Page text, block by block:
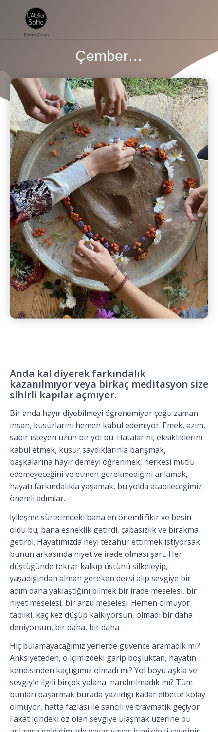
Çember…
Anda kal diyerek farkındalık
kazanılmıyor veya birkaç meditasyon size
sihirli kapılar açmıyor.
Bir anda hayır diyebilmeyi öğrenemiyor çoğu zaman
insan, kusurlarını hemen kabul edemiyor. Emek, azim,
sabır isteyen uzun bir yol bu. Hatalarını, eksikliklerini
kabul etmek, kusur saydıklarınla barışmak,
başkalarına hayır demeyi öğrenmek, herkesi mutlu
edemeyeceğini ve etmen gerekmediğini anlamak,
hayatı farkındalıkla yaşamak, bu yolda atabileceğimiz
önemli adımlar.
İyileşme sürecimdeki bana en önemli fikir ve besin
oldu bu; bana esneklik getirdi, çabasızlık ve bırakma
getirdi. Hayatımızda neyi tezahür ettirmek istiyorsak
bunun arkasında niyet ve irade olması şart. Her
düştüğünde tekrar kalkıp üstünü silkeleyip,
yaşadığından alman gereken dersi alıp sevgiye bir
adım daha yaklaştığını bilmek bir irade meselesi, bir
niyet meselesi, bir arzu meselesi. Hemen olmuyor
tabiiki, kaç kez düşüp kalkıyorsun, olmadı bir daha
deniyorsun, bir daha, bir daha.
Hiç bulamayacağımız yerlerde güvence aramadık mı?
Anksiyeteden, o içimizdeki garip boşluktan, hayatın
kendisinden kaçtığımız olmadı mı? Yol boyu aşkla ve
sevgiyle ilgili birçok yalana inandırılmadık mı? Tüm
bunları başarmak burada yazıldığı kadar elbette kolay
olmuyor, hatta fazlası ile sancılı ve travmatik geçiyor.
Fakat içindeki öz olan sevgiye ulaşmak üzerine bu